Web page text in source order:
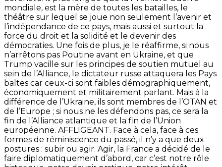
mondiale, est la mère de toutes les batailles, le
théâtre sur lequel se joue non seulement l’avenir et
l’indépendance de ce pays, mais aussi et surtout la
force du droit et la solidité et le devenir des
démocraties. Une fois de plus, je le réaffirme, si nous
n’arrêtons pas Poutine avant en Ukraine, et que
Trump vacille sur les principes de soutien mutuel au
sein de l’Alliance, le dictateur russe attaquera les Pays
baltes car ceux-ci sont faibles démographiquement,
économiquement et militairement parlant. Mais à la
différence de l’Ukraine, ils sont membres de l’OTAN et
de l’Europe ; si nous ne les défendons pas, ce sera la
fin de l’Alliance atlantique et la fin de l’Union
européenne. AFFLIGEANT. Face à cela, face à ces
formes de réminiscence du passé, il n’y a que deux
postures : subir ou agir. Agir, la France a décidé de le
faire diplomatiquement d’abord, car c’est notre rôle